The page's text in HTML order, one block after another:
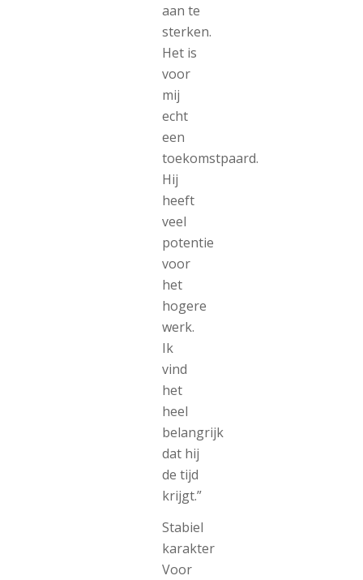
aan te
sterken.
Het is
voor
mij
echt
een
toekomstpaard.
Hij
heeft
veel
potentie
voor
het
hogere
werk.
Ik
vind
het
heel
belangrijk
dat hij
de tijd
krijgt.”
Stabiel
karakter
Voor